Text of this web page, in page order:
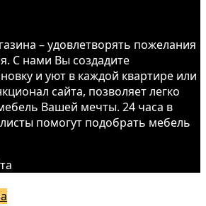
– удовлетворять пожелания
С нами Вы создадите
и уют в каждой квартире или
сайта, позволяет легко
Вашей мечты. 24 часа в
помогут подобрать мебель